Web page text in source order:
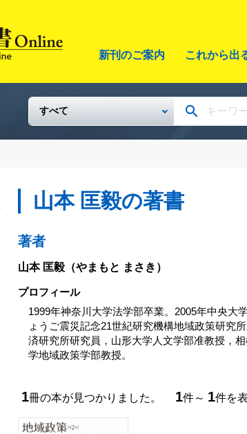
新刊のご案内 これから出
山本 匡毅の著書
著者
山本 匡毅 （やまもと まさき）
プロフィール
1999年神奈川大学法学部卒業。2005年中央大
ょうご震災記念21世紀研究機構地域政策研究
済研究所研究員，山形大学人文学部准教授，
学地域政策学部教授。
1冊の本が見つかりました。 1件～ 1件を